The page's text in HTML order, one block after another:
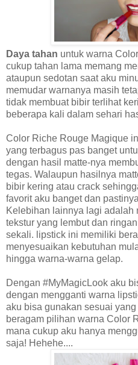
Daya tahan untuk warna
cukup tahan lama memang
ataupun sedotan saat aku
memudar warnanya masih
tidak membuat bibir terlihat
beberapa kali dalam sehari
Color Riche Rouge Magique
yang terbagus pas banget
dengan hasil matte-nya
tegas. Walaupun hasilnya
bibir kering atau crack
favorit aku banget dan pastinya
Kelebihan lainnya lagi adalah
tekstur yang lembut dan
sekali. lipstick ini memiliki
menyesuaikan kebutuhan
hingga warna-warna gelap.
Dengan #MyMagicLook aku
dengan mengganti warna
aku bisa gunakan sesuai
beragam pilihan warna Color
mana cukup aku hanya
saja! Hehehe....